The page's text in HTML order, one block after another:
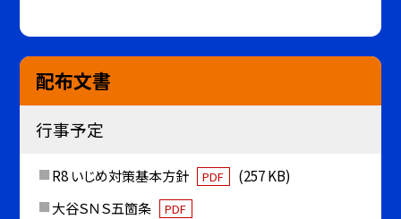
配布文書
行事予定
R8 いじめ対策基本方針 PDF
(257 KB)
大谷ＳＮＳ五箇条
PDF